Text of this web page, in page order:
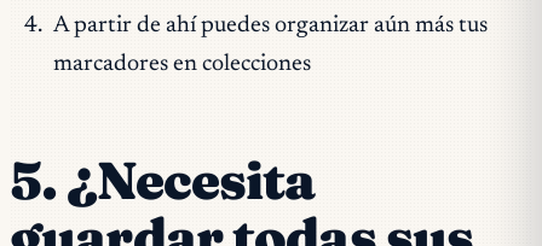
A partir de ahí puedes organizar aún más tus
marcadores en colecciones
5. ¿Necesita